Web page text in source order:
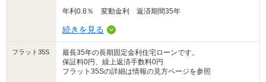
年利0.8％ 変動金利 返済期間35年
続きを見る
フラット35S
最長35年の長期固定金利住宅ローンです。
保証料0円、繰上返済手数料0円
フラット35Sの詳細は情報の見方ページを参照